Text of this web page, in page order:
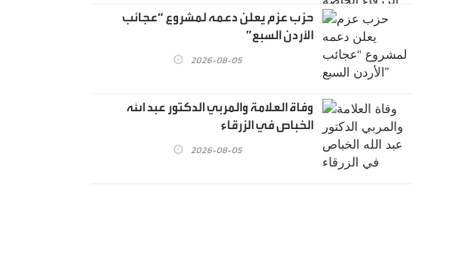
حزب عزم يعلن دعمه لمشروع “عجائب
الأردن السبع”
2026-08-05
وفاة العلامة والمربي الدكتور عبد الله
الخباص في الزرقاء
2026-08-05